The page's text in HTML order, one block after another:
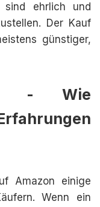
sind ehrlich und
Der Kauf
günstiger,
- Wie
Amazon einige
Wenn ein